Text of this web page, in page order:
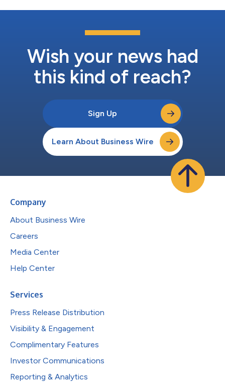
Wish your news had
this kind of reach?
Sign Up
Learn About Business Wire
Company
About Business Wire
Careers
Media Center
Help Center
Services
Press Release Distribution
Visibility & Engagement
Complimentary Features
Investor Communications
Reporting & Analytics